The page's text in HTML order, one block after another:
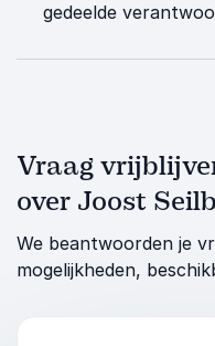
gedeelde
Vraag
over Joost
We beantwoorden je
mogelijkheden,